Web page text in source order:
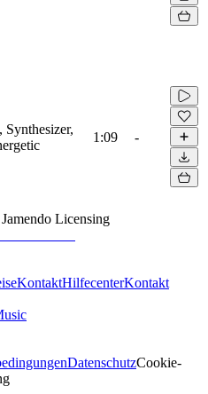
Synthesizer,
1:09 -
Jamendo Licensing
KontaktHilfecenterKontakt
DatenschutzCookie-